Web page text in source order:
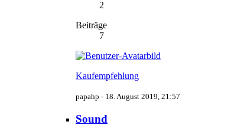
2
Beiträge
7
Kaufempfehlung
papahp - 18. August 2019, 21:57
Sound